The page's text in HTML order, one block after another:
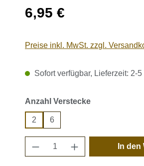
Regulärer Preis:
6,95 €
Preise inkl. MwSt. zzgl.
Sofort verfügbar, Lieferzeit: 2-5
Anzahl Versteckeauswählen
2 6
Produkt Anzahl: Gib
In